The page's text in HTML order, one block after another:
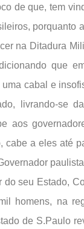
de que, tem
porquanto
na Ditadura
que
cabal e
livrando-se
aos
cabe a eles até
seu Estado,
homens, na
de S.Paulo